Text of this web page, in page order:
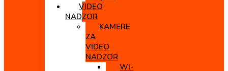
VIDEO
NADZOR
KAMERE
ZA
VIDEO
NADZOR
WI-